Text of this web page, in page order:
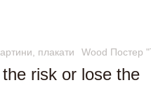
плакати Wood Постер
risk or lose the